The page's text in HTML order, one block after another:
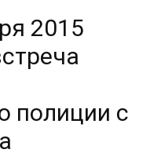
2015
полиции с